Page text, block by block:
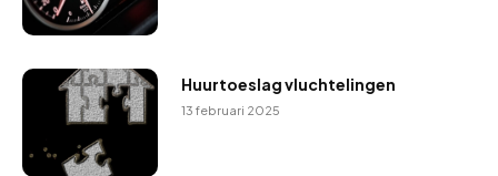
Huurtoeslag vluchtelingen
13 februari 2025